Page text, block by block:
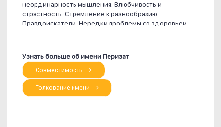
неординарность мышления. Влюбчивость и
страстность. Стремление к разнообразию.
Правдоискатели. Нередки проблемы со здоровьем.
Узнать больше об имени Перизат
Совместимость
Толкование имени